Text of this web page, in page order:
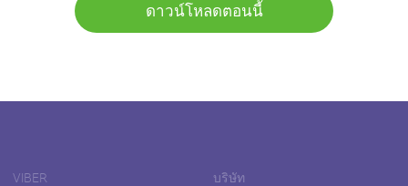
ดาวน์โหลดตอนนี้
VIBER บริษัท